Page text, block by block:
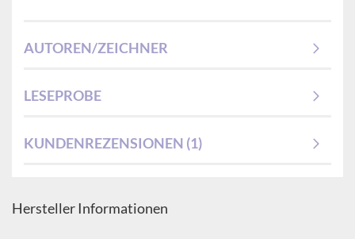
AUTOREN/ZEICHNER
LESEPROBE
KUNDENREZENSIONEN (1)
Hersteller Informationen